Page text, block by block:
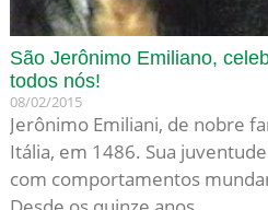
São Jerônimo Emiliano,
todos nós!
08/02/2015
Jerônimo Emiliani, de nobre
Itália, em 1486. Sua
com comportamentos